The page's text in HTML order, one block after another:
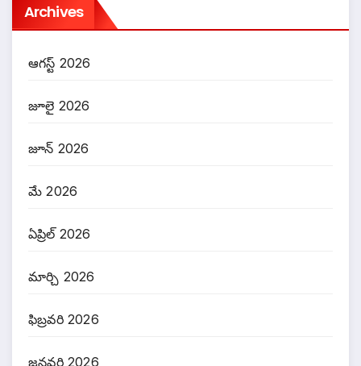
Archives
ఆగస్ట్ 2026
జూలై 2026
జూన్ 2026
మే 2026
ఏప్రిల్ 2026
మార్చి 2026
ఫిబ్రవరి 2026
జనవరి 2026